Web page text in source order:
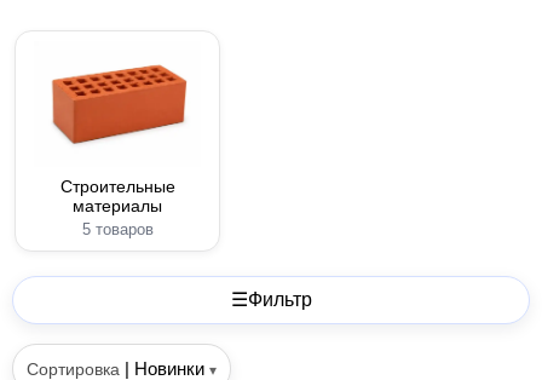
Строительные
материалы
5 товаров
☰Фильтр
Сортировка | Новинки ▾